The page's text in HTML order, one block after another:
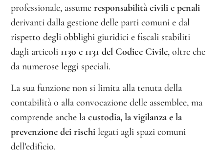
professionale, assumeresponsabilità civili e penali
derivanti dalla gestione delle parti comuni e dal
rispetto degli obblighi giuridici e fiscali stabiliti
dagli articoli 1130 e 1131 del Codice Civile, oltre che
da numerose leggi speciali.
La sua funzione non si limita alla tenuta della
contabilità o alla convocazione delle assemblee, ma
comprende anche lacustodia, la vigilanza e la
prevenzione dei rischi legati agli spazi comuni
dell’edificio.